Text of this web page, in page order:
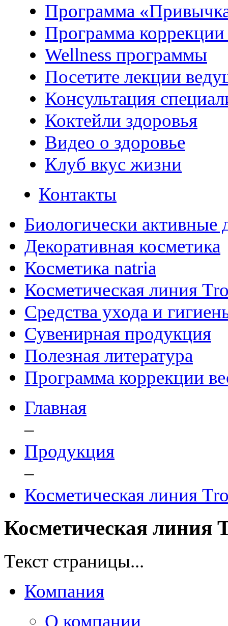
Программа
Программа коррекции
Wellness программы
Посетите лекции
Консультация
Коктейли здоровья
Видео о здоровье
Клуб вкус жизни
Контакты
Биологически активные
Декоративная косметика
Косметика natria
Косметическая линия
Средства ухода и
Сувенирная продукция
Полезная литература
Программа коррекции
Главная
–
Продукция
–
Косметическая линия
Косметическая линия
Текст страницы...
Компания
О компании